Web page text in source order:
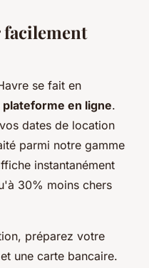
se fait en
plateforme en ligne.
dates de location
parmi notre gamme
instantanément
30% moins chers
préparez votre
une carte bancaire.